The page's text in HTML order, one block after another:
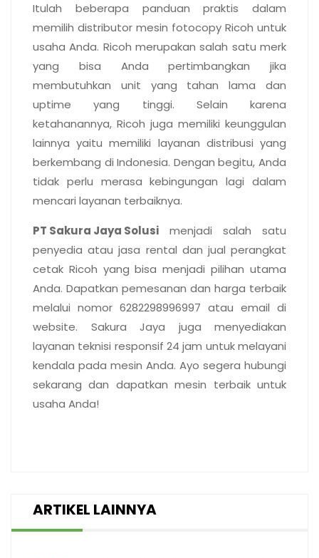
Itulah beberapa panduan praktis dalam
memilih distributor mesin fotocopy Ricoh untuk
usaha Anda. Ricoh merupakan salah satu merk
yang bisa Anda pertimbangkan jika
membutuhkan unit yang tahan lama dan
uptime yang tinggi. Selain karena
ketahanannya, Ricoh juga memiliki keunggulan
lainnya yaitu memiliki layanan distribusi yang
berkembang di Indonesia. Dengan begitu, Anda
tidak perlu merasa kebingungan lagi dalam
mencari layanan terbaiknya.
PT Sakura Jaya Solusi menjadi salah satu
penyedia atau jasa rental dan jual perangkat
cetak Ricoh yang bisa menjadi pilihan utama
Anda. Dapatkan pemesanan dan harga terbaik
melalui nomor 6282298996997 atau email di
website. Sakura Jaya juga menyediakan
layanan teknisi responsif 24 jam untuk melayani
kendala pada mesin Anda. Ayo segera hubungi
sekarang dan dapatkan mesin terbaik untuk
usaha Anda!
ARTIKEL LAINNYA